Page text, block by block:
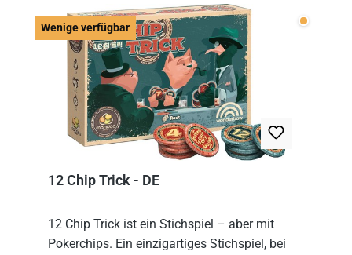
Wenige verfügbar Wenige
12 Chip Trick - DE
12 Chip Trick ist ein Stichspiel – aber mit
Pokerchips. Ein einzigartiges Stichspiel, bei